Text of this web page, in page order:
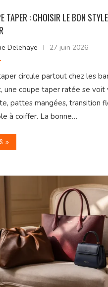
TAPER : CHOISIR LE BON
Delehaye 27 juin 2026
circule partout chez les
une coupe taper ratée se voit
pattes mangées, transition
à coiffer. La bonne…